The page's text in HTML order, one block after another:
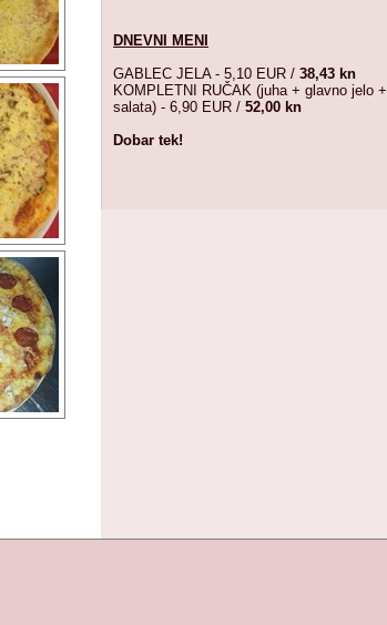
DNEVNI MENI
GABLEC JELA - 5,10 EUR / 38,43 kn
KOMPLETNI RUČAK (juha + glavno jelo +
salata) - 6,90 EUR / 52,00 kn
Dobar tek!